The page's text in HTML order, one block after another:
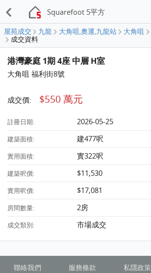
Squarefoot 5平方
屋苑成交 九龍 大角咀,奧運,九龍站 大角咀
成交資料
港灣豪庭 1期 4座 中層 H室
大角咀 福利街8號
成交價: $550 萬元
註冊日期: 2026-05-25
建築面積: 建477呎
實用面積: 實322呎
建築呎價: $11,530
實用呎價: $17,081
房間數量: 2房
成交類別: 市場成交
聯絡我們 服務條款 私隱政策